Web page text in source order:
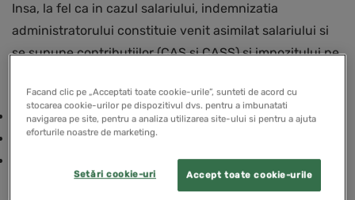
Insa, la fel ca in cazul salariului, indemnizatia
administratorului constituie venit asimilat salariului si
se supune contributiilor (CAS si CASS) si impozitului pe
CAS – 25%
CASS – 10%
Societatea va mai datora contributia asiguratorie
Facand clic pe „Acceptati toate cookie-urile”, sunteti de acord cu
stocarea cookie-urilor pe dispozitivul dvs. pentru a imbunatati
navigarea pe site, pentru a analiza utilizarea site-ului si pentru a ajuta
eforturile noastre de marketing.
Accept toate cookie-urile
Setări cookie-uri